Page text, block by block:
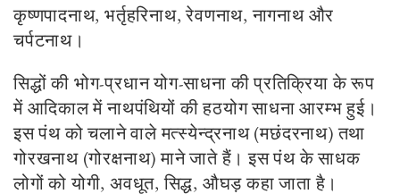
कृष्णपादनाथ, भर्तृहरिनाथ, रेवणनाथ, नागनाथ और
चर्पटनाथ।
सिद्धों की भोग-प्रधान योग-साधना की प्रतिक्रिया के रूप
में आदिकाल में नाथपंथियों की हठयोग साधना आरम्भ हुई।
इस पंथ को चलाने वाले मत्स्येन्द्रनाथ (मछंदरनाथ) तथा
गोरखनाथ (गोरक्षनाथ) माने जाते हैं। इस पंथ के साधक
लोगों को योगी, अवधूत, सिद्ध, औघड़ कहा जाता है।